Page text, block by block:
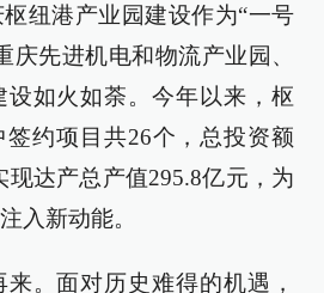
纽港产业园建设作为“一号
庆先进机电和物流产业园、
如火如荼。今年以来，枢
约项目共26个，总投资额
现达产总产值295.8亿元，为
入新动能。
。面对历史难得的机遇，